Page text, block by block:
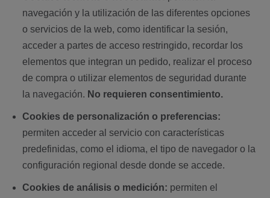
navegación y la utilización de las diferentes opciones
o servicios de la web, como identificar la sesión,
acceder a partes de acceso restringido, recordar los
elementos que integran un pedido, realizar el proceso
de compra o utilizar elementos de seguridad durante
la navegación. No requieren consentimiento.
Cookies de personalización o preferencias:
permiten acceder al servicio con características
predefinidas, como el idioma, el tipo de navegador o la
configuración regional desde donde se accede.
Cookies de análisis o medición: permiten el